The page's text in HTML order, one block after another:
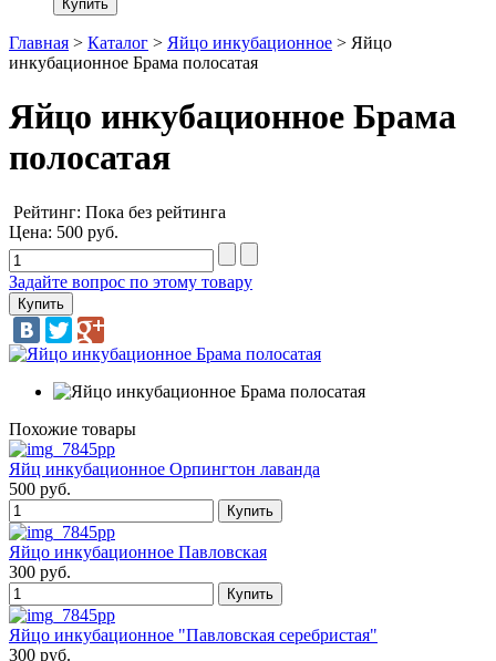
Главная > Каталог > Яйцо инкубационное > Яйцо
инкубационное Брама полосатая
Яйцо инкубационное Брама
полосатая
Рейтинг: Пока без рейтинга
Цена: 500 руб.
Задайте вопрос по этому товару
Похожие товары
Яйц инкубационное Орпингтон лаванда
500 руб.
Яйцо инкубационное Павловская
300 руб.
Яйцо инкубационное "Павловская серебристая"
300 руб.